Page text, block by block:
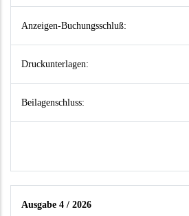
Anzeigen-Buchungsschluß:
Druckunterlagen:
Beilagenschluss:
Ausgabe 4 / 2026